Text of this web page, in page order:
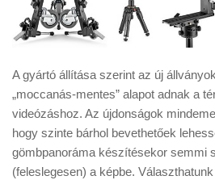
A gyártó állítása szerint az új
„moccanás-mentes” alapot adnak a
videózáshoz. Az újdonságok
hogy szinte bárhol bevethetőek
gömbpanoráma készítésekor semmi
(feleslegesen) a képbe.